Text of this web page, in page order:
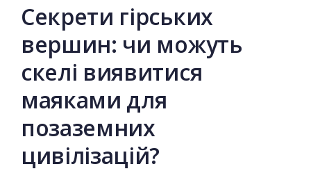
Секрети гірських
вершин: чи можуть
скелі виявитися
маяками для
позаземних
цивілізацій?